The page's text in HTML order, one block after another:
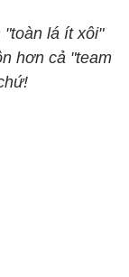
lá ít xôi"
hơn cả "team